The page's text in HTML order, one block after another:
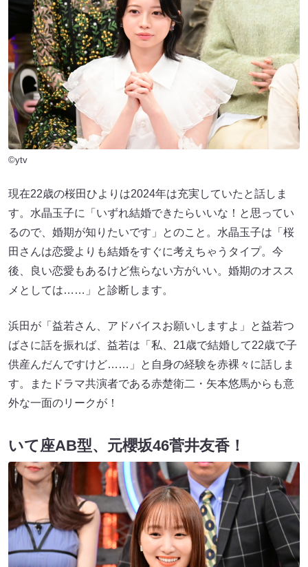
©ytv
現在22歳の桜田ひよりは2024年は充実していたと話しま
す。水晶玉子に「いずれ結婚できたらいいな！と思ってい
るので、婚期が知りたいです」とのこと。水晶玉子は「桜
田さんは恋愛よりも結婚をすぐに考えちゃうタイプ。今
後、良い恋愛もあるけど焦らない方がいい。婚期のオスス
メとしては……」と診断します。
浜田が「益若さん、アドバイスお願いしますよ」と益若つ
ばさに話を振れば、益若は「私、21歳で結婚して22歳で子
供産んだんですけど……」と自身の経験を赤裸々に話しま
す。またドラマ共演者である赤楚衛二・矢本悠馬からも意
外な一面のリークが！
いて座AB型、元櫻坂46菅井友香！